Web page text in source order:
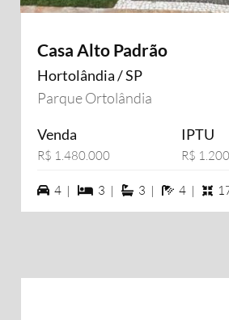
Casa Alto Padrão
Hortolândia / SP
Parque Ortolândia
Venda
R$ 1.480.000
IPTU
R$ 1.200
4 vagas na garagem
4 | 3 dormiórios
3 | 3 suítes
3 | 44 |